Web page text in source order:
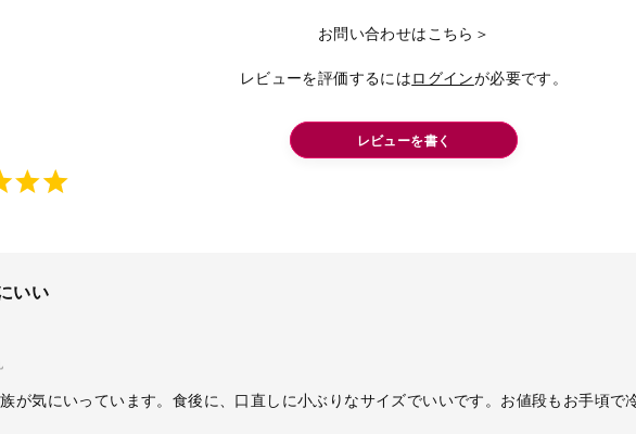
お問い合わせはこちら＞
レビューを評価するにはログインが必要です。
レビューを書く
いい
が気にいっています。食後に、口直しに小ぶりなサイズでいいです。お値段もお手頃で